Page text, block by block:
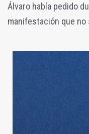
Álvaro había pedido
manifestación que